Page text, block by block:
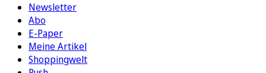
Newsletter
Abo
E-Paper
Meine Artikel
Shoppingwelt